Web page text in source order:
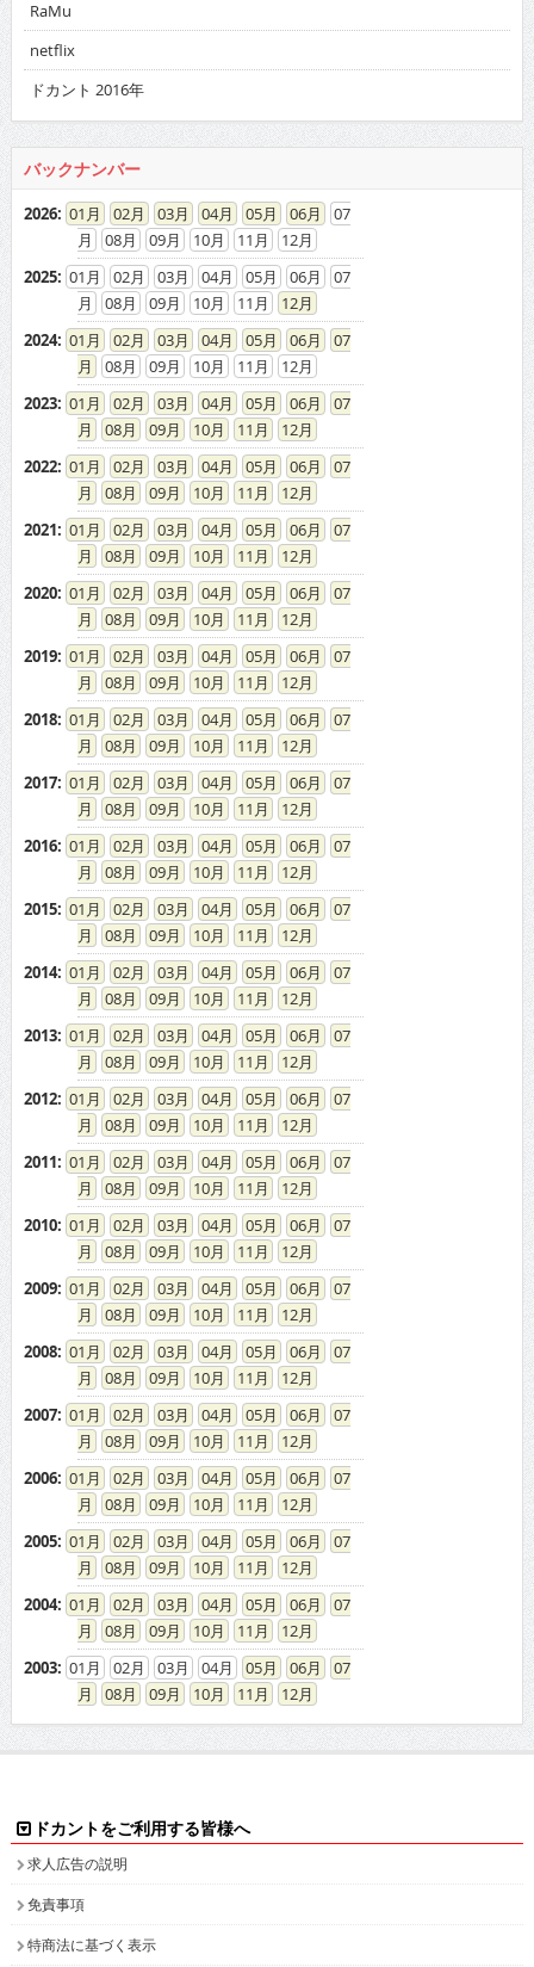
RaMu
netflix
ドカント 2016年
バックナンバー
2026: 01 02 03 04 05 06
07
08
09 10 11
12
2025: 01 02 03 04 05 06
07
08
09 10 11
12
2024: 01 02 03 04 05 06
07
08
09 10 11
12
2023: 01 02 03 04 05 06
07
08
09 10 11
12
2022: 01 02 03 04 05 06
07
08
09 10 11
12
2021: 01 02 03 04 05 06
07
08
09 10 11
12
2020: 01 02 03 04 05 06
07
08
09 10 11
12
2019: 01 02 03 04 05 06
07
08
09 10 11
12
2018: 01 02 03 04 05 06
07
08
09 10 11
12
2017: 01 02 03 04 05 06
07
08
09 10 11
12
2016: 01 02 03 04 05 06
07
08
09 10 11
12
2015: 01 02 03 04 05 06
07
08
09 10 11
12
2014: 01 02 03 04 05 06
07
08
09 10 11
12
2013: 01 02 03 04 05 06
07
08
09 10 11
12
2012: 01 02 03 04 05 06
07
08
09 10 11
12
2011: 01 02 03 04 05 06
07
08
09 10 11
12
2010: 01 02 03 04 05 06
07
08
09 10 11
12
2009: 01 02 03 04 05 06
07
08
09 10 11
12
2008: 01 02 03 04 05 06
07
08
09 10 11
12
2007: 01 02 03 04 05 06
07
08
09 10 11
12
2006: 01 02 03 04 05 06
07
08
09 10 11
12
2005: 01 02 03 04 05 06
07
08
09 10 11
12
2004: 01 02 03 04 05 06
07
08
09 10 11
12
2003: 01 02 03 04 05 06
07
08
09 10 11 12
ドカントをご利用する皆様へ
求人広告の説明
免責事項
特商法に基づく表示